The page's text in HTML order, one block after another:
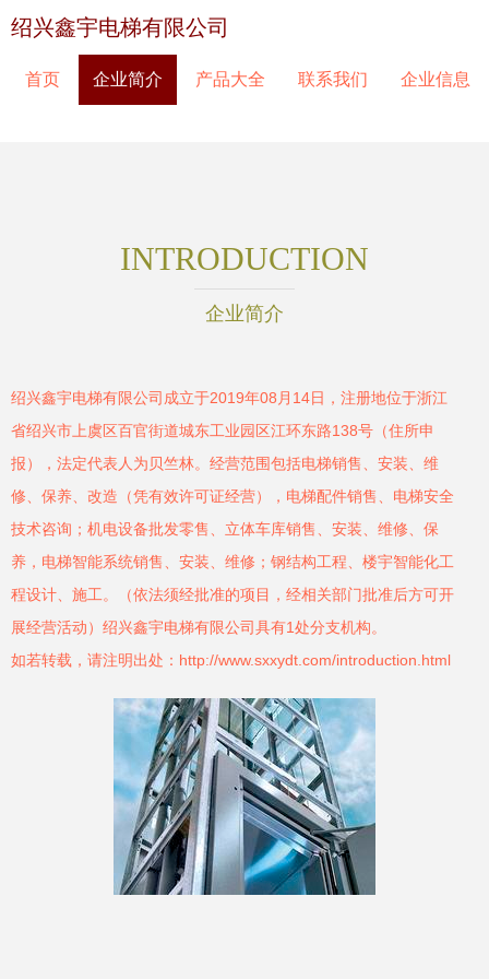
绍兴鑫宇电梯有限公司
首页 企业简介 产品大全 联系我们 企业信息
INTRODUCTION
企业简介
绍兴鑫宇电梯有限公司成立于2019年08月14日，注册地位于浙江
省绍兴市上虞区百官街道城东工业园区江环东路138号（住所申
报），法定代表人为贝竺林。经营范围包括电梯销售、安装、维
修、保养、改造（凭有效许可证经营），电梯配件销售、电梯安全
技术咨询；机电设备批发零售、立体车库销售、安装、维修、保
养，电梯智能系统销售、安装、维修；钢结构工程、楼宇智能化工
程设计、施工。（依法须经批准的项目，经相关部门批准后方可开
展经营活动）绍兴鑫宇电梯有限公司具有1处分支机构。
如若转载，请注明出处：http://www.sxxydt.com/introduction.html